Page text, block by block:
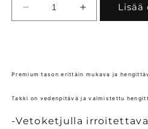
Vähennä
tuotteen
talvitakki,
2
Lisää
tuotteen
talvitakki,
2
Lisää
Premium tason erittäin mukava ja
Takki on vedenpitävä ja valmistettu
-Vetoketjulla